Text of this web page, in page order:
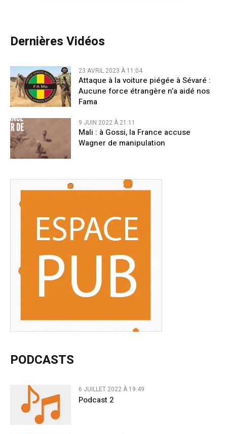
Dernières Vidéos
23 AVRIL 2023 À 11:04
Attaque à la voiture piégée à Sévaré :
Aucune force étrangère n’a aidé nos
Fama
9 JUIN 2022 À 21:11
Mali : à Gossi, la France accuse
Wagner de manipulation
PODCASTS
6 JUILLET 2022 À 19:49
Podcast 2